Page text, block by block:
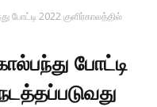
போட்டி 2022 குளிர்காலத்தில்
போட்டி